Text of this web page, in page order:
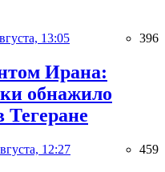
13:05 396
Ирана:
обнажило
Тегеране
12:27 459